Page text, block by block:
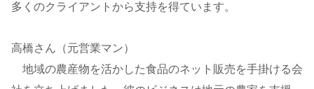
多くのクライアントから支持を得ています。
高橋さん（元営業マン）
地域の農産物を活かした食品のネット販売を手掛ける会